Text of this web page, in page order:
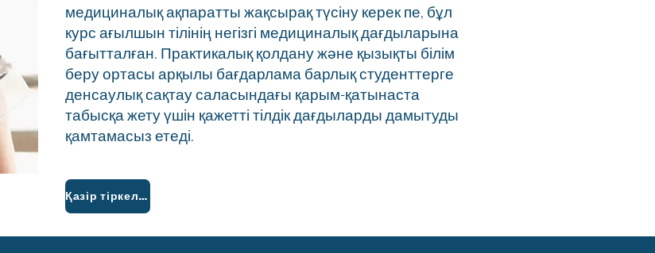
медициналық ақпаратты жақсырақ түсіну керек пе, бұл
курс ағылшын тілінің негізгі медициналық дағдыларына
бағытталған. Практикалық қолдану және қызықты білім
беру ортасы арқылы бағдарлама барлық студенттерге
денсаулық сақтау саласындағы қарым-қатынаста
табысқа жету үшін қажетті тілдік дағдыларды дамытуды
қамтамасыз етеді.
Қазір тіркеліңіз